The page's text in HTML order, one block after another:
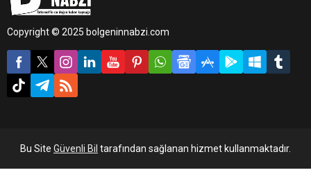
gerekli tüm önlemleri aldı.
Copyright © 2025 bolgeninnabzi.com
Bu Site Güvenli Bil tarafından sağlanan hizmet kullanmaktadır.